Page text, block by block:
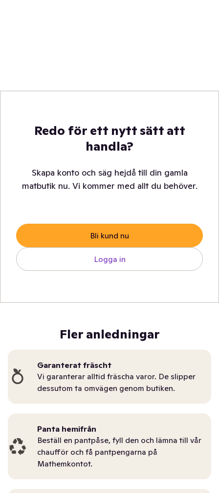
Redo för ett nytt sätt att
handla?
Skapa konto och säg hejdå till din gamla
matbutik nu. Vi kommer med allt du behöver.
Bli kund nu
Logga in
Fler anledningar
Garanterat fräscht
Vi garanterar alltid fräscha varor. De slipper
dessutom ta omvägen genom butiken.
Panta hemifrån
Beställ en pantpåse, fyll den och lämna till vår
chaufför och få pantpengarna på
Mathemkontot.